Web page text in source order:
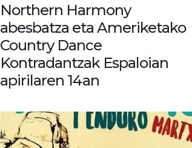
Northern Harmony
abesbatza eta Ameriketako
Country Dance
Kontradantzak Espaloian
apirilaren 14an